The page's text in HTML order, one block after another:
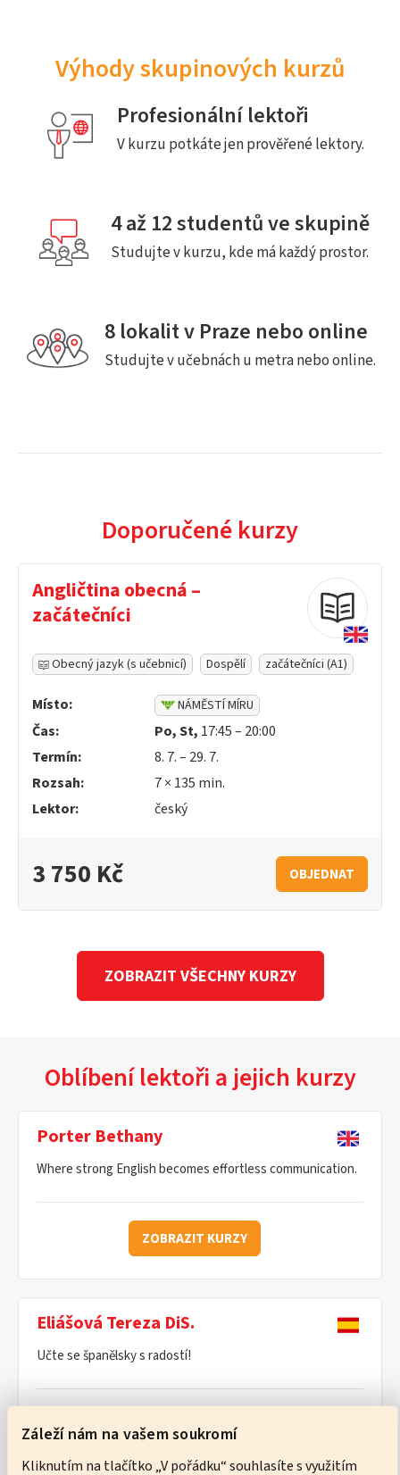
Záleží nám na vašem soukromí
Kliknutím na tlačítko „V pořádku“ souhlasíte s využitím
Výhody skupinových kurzů
Profesionální lektoři
V kurzu potkáte jen prověřené lektory.
4 až 12 studentů ve skupině
Studujte v kurzu, kde má každý prostor.
8 lokalit v Praze nebo online
Studujte v učebnách u metra nebo online.
Doporučené kurzy
Angličtina obecná –
začátečníci
Obecný jazyk (s učebnicí) Dospělí začátečníci (A1)
Místo: NÁMĚSTÍ MÍRU
Čas: Po, St, 17:45 – 20:00
Termín:
8. 7. – 29. 7.
Rozsah:
7 × 135 min.
Lektor:
český
3 750 Kč OBJEDNAT
ZOBRAZIT VŠECHNY KURZY
Oblíbení lektoři a jejich kurzy
Porter Bethany
Where strong English becomes effortless communication.
ZOBRAZIT KURZY
Eliášová Tereza DiS.
Učte se španělsky s radostí!
ZOBRAZIT KURZY